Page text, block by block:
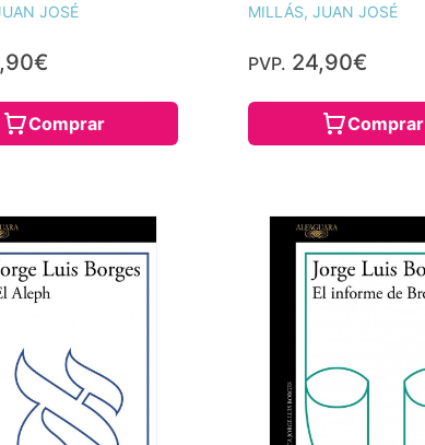
JOSÉ
Comprar
MILLÁS, JUAN JOSÉ
PVP. 24,90€
Comprar